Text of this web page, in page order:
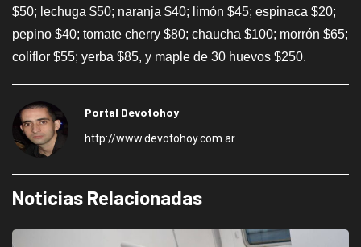
$50; lechuga $50; naranja $40; limón $45; espinaca $20;
pepino $40; tomate cherry $80; chaucha $100; morrón $65;
coliflor $55; yerba $85, y maple de 30 huevos $250.
Portal Devotohoy
http://www.devotohoy.com.ar
Noticias Relacionadas